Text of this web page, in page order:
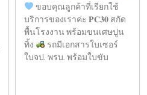
ขอบคุณลูกค้าที่เรียกใช้
บริการของเราค่ะ 𝐏𝐂𝟑𝟎 สกัด
พื้นโรงงาน พร้อมขนเศษปูน
ทิ้ง
รถมีเอกสารใบเซอร์
ใบจป. พรบ. พร้อมใบขับ